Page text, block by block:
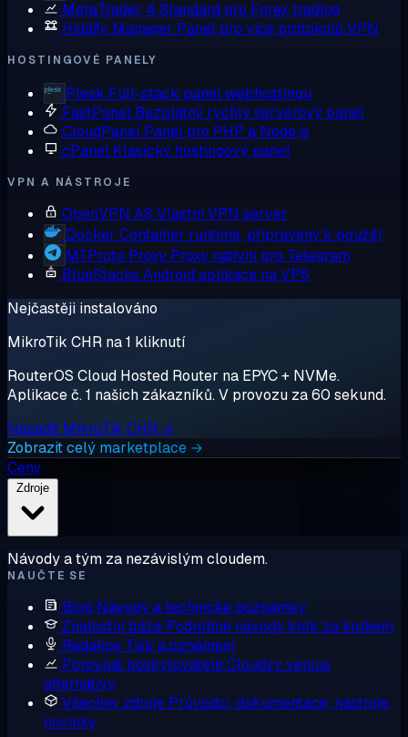
MetaTrader 4 Standard pro Forex trading
Hiddify Manager Panel pro více protokolů VPN
HOSTINGOVÉ PANELY
Plesk Full-stack panel webhostingu
FastPanel Bezplatný rychlý serverový panel
CloudPanel Panel pro PHP a Node.js
cPanel Klasický hostingový panel
VPN A NÁSTROJE
OpenVPN AS Vlastní VPN server
Docker Container runtime, připravený k použití
MTProto Proxy Proxy nativní pro Telegram
BlueStacks Android aplikace na VPS
Nejčastěji instalováno
MikroTik CHR na 1 kliknutí
RouterOS Cloud Hosted Router na EPYC + NVMe.
Aplikace č. 1 našich zákazníků. V provozu za 60 sekund.
Nasadit MikroTik CHR →
Zobrazit celý marketplace →
Ceny
Návody a tým za nezávislým cloudem.
NAUČTE SE
Blog Návody a technické poznámky
Znalostní báze Podrobné návody krok za krokem
Redakce Tisk a oznámení
Porovnat poskytovateleCloudzy versus
alternativy
Všechny zdroje Průvodci, dokumentace, nástroje,
novinky